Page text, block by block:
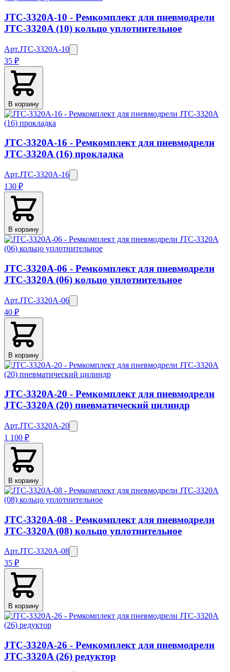
JTC-3320A-10 - Ремкомплект для пневмодрели
JTC-3320A (10) кольцо уплотнительное
Арт.JTC-3320A-10
35 ₽
В корзину
JTC-3320A-16 - Ремкомплект для пневмодрели
JTC-3320A (16) прокладка
Арт.JTC-3320A-16
130 ₽
В корзину
JTC-3320A-06 - Ремкомплект для пневмодрели
JTC-3320A (06) кольцо уплотнительное
Арт.JTC-3320A-06
40 ₽
В корзину
JTC-3320A-20 - Ремкомплект для пневмодрели
JTC-3320A (20) пневматический цилиндр
Арт.JTC-3320A-20
1 100 ₽
В корзину
JTC-3320A-08 - Ремкомплект для пневмодрели
JTC-3320A (08) кольцо уплотнительное
Арт.JTC-3320A-08
35 ₽
В корзину
JTC-3320A-26 - Ремкомплект для пневмодрели
JTC-3320A (26) редуктор